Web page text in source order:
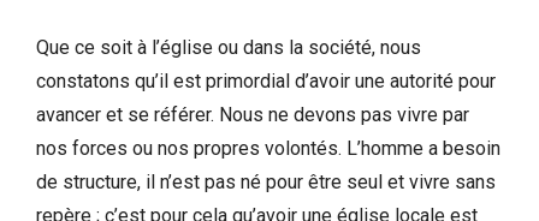
Que ce soit à l’église ou dans la société, nous
constatons qu’il est primordial d’avoir une autorité pour
avancer et se référer. Nous ne devons pas vivre par
nos forces ou nos propres volontés. L’homme a besoin
de structure, il n’est pas né pour être seul et vivre sans
repère ; c’est pour cela qu’avoir une église locale est